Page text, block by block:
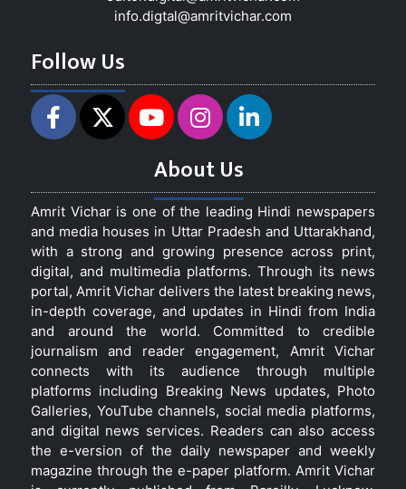
info.digtal@amritvichar.com
Follow Us
About Us
Amrit Vichar is one of the leading Hindi newspapers
and media houses in Uttar Pradesh and Uttarakhand,
with a strong and growing presence across print,
digital, and multimedia platforms. Through its news
portal, Amrit Vichar delivers the latest breaking news,
in-depth coverage, and updates in Hindi from India
and around the world. Committed to credible
journalism and reader engagement, Amrit Vichar
connects with its audience through multiple
platforms including Breaking News updates, Photo
Galleries, YouTube channels, social media platforms,
and digital news services. Readers can also access
the e-version of the daily newspaper and weekly
magazine through the e-paper platform. Amrit Vichar